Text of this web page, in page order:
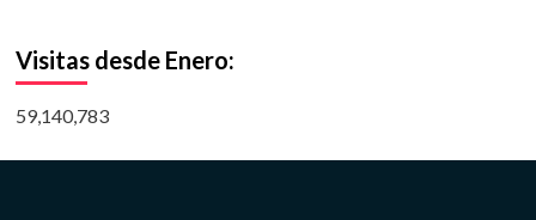
Visitas desde Enero:
59,140,783